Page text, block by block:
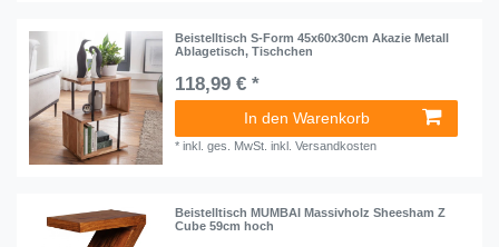
Beistelltisch S-Form 45x60x30cm Akazie Metall
Ablagetisch, Tischchen
118,99 € *
In den Warenkorb
*inkl. ges. MwSt. inkl.Versandkosten
Beistelltisch MUMBAI Massivholz Sheesham Z
Cube 59cm hoch